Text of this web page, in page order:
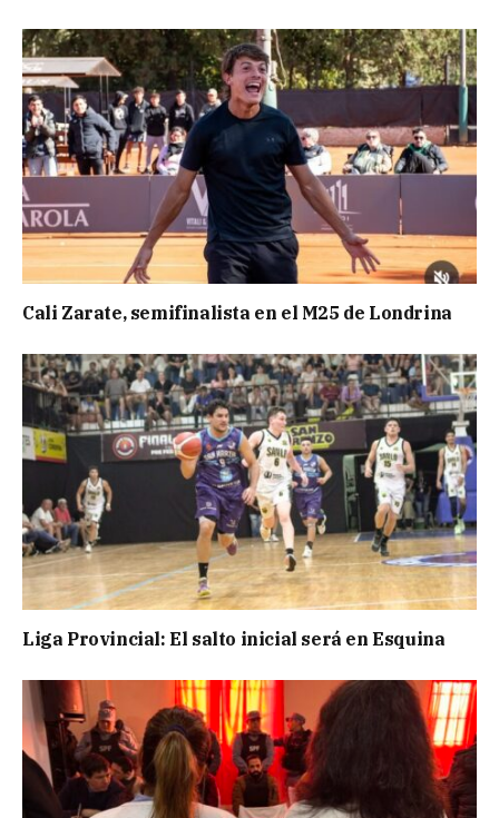
Cali Zarate, semifinalista en el M25 de Londrina
Liga Provincial: El salto inicial será en Esquina